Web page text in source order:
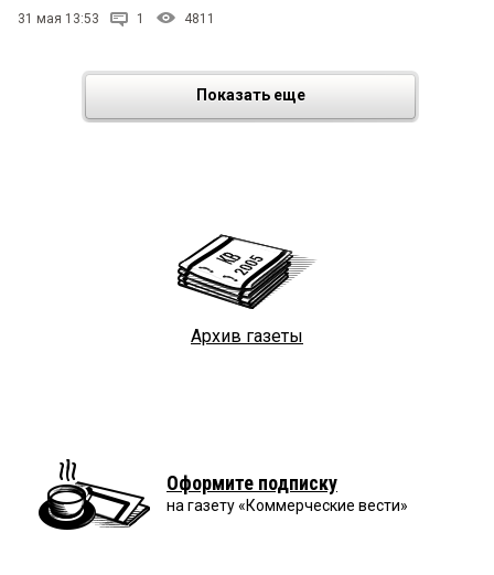
31 мая 13:53 1 4811
Показать еще
Архив газеты
Оформите подписку
на газету «Коммерческие вести»